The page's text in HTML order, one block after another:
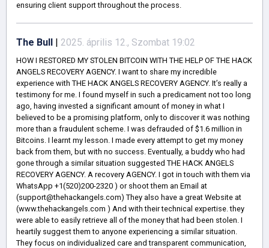
ensuring client support throughout the process.
The Bull | 2025. április 12., Szombat 19:02
HOW I RESTORED MY STOLEN BITCOIN WITH THE HELP OF THE HACK
ANGELS RECOVERY AGENCY. I want to share my incredible
experience with THE HACK ANGELS RECOVERY AGENCY. It’s really a
testimony for me. I found myself in such a predicament not too long
ago, having invested a significant amount of money in what I
believed to be a promising platform, only to discover it was nothing
more than a fraudulent scheme. I was defrauded of $1.6 million in
Bitcoins. I learnt my lesson. I made every attempt to get my money
back from them, but with no success. Eventually, a buddy who had
gone through a similar situation suggested THE HACK ANGELS
RECOVERY AGENCY. A recovery AGENCY. I got in touch with them via
WhatsApp +1(520)200-2320 ) or shoot them an Email at
(support@thehackangels.com) They also have a great Website at
(www.thehackangels.com ) And with their technical expertise. they
were able to easily retrieve all of the money that had been stolen. I
heartily suggest them to anyone experiencing a similar situation.
They focus on individualized care and transparent communication,